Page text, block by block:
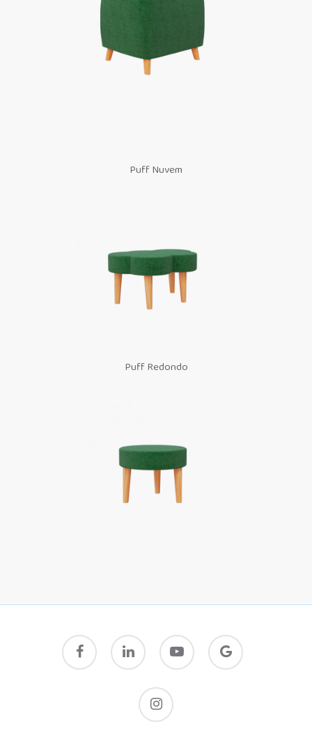
Puff Nuvem
Puff Redondo
facebook linkedin youtube
google-
plus
instagram